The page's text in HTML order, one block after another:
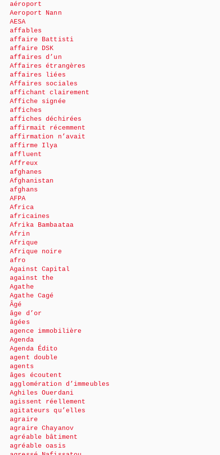
aéroport
Aeroport Nann
AESA
affables
affaire Battisti
affaire DSK
affaires d’un
Affaires étrangères
affaires liées
Affaires sociales
affichant clairement
Affiche signée
affiches
affiches déchirées
affirmait récemment
affirmation n’avait
affirme Ilya
affluent
Affreux
afghanes
Afghanistan
afghans
AFPA
Africa
africaines
Afrika Bambaataa
Afrin
Afrique
Afrique noire
afro
Against Capital
against the
Agathe
Agathe Cagé
Âgé
âge d’or
âgées
agence immobilière
Agenda
Agenda Édito
agent double
agents
âges écoutent
agglomération d’immeubles
Aghiles Ouerdani
agissent réellement
agitateurs qu’elles
agraire
agraire Chayanov
agréable bâtiment
agréable oasis